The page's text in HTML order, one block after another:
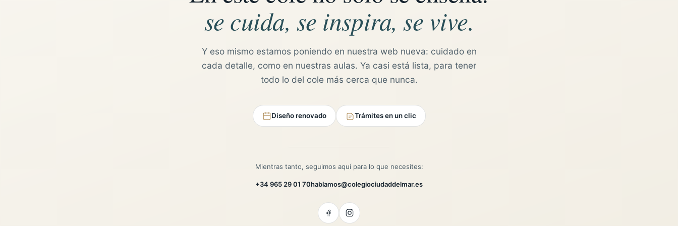
se cuida, se inspira, se vive.
Y eso mismo estamos poniendo en nuestra web nueva: cuidado en
cada detalle, como en nuestras aulas. Ya casi está lista, para tener
todo lo del cole más cerca que nunca.
Diseño renovado Trámites en un clic
Mientras tanto, seguimos aquí para lo que necesites:
+34 965 29 01 70hablamos@colegiociudaddelmar.es